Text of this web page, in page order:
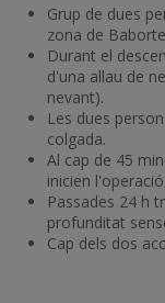
Grup de dues
zona de
Durant el
d'una allau de
nevant).
Les dues
colgada.
Al cap de 45
inicien
Passades 24 h
profunditat
Cap dels dos